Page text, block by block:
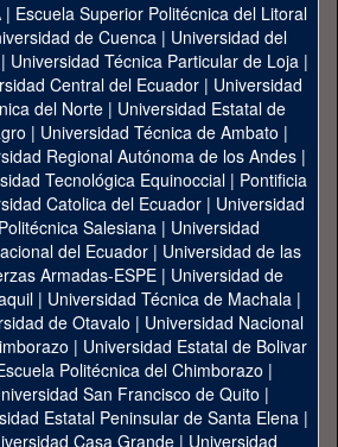
| Escuela Superior Politécnica del Litoral
de Cuenca| Universidad del
Universidad Técnica Particular de Loja|
Central del Ecuador| Universidad
del Norte | Universidad Estatal de
| Universidad Técnica de Ambato |
Regional Autónoma de los Andes|
Tecnológica Equinoccial| Pontificia
Catolica del Ecuador | Universidad
Politécnica Salesiana | Universidad
del Ecuador | Universidad de las
Armadas-ESPE | Universidad de
| Universidad Técnica de Machala|
de Otavalo | Universidad Nacional
| Universidad Estatal de Bolivar
Politécnica del Chimborazo |
San Francisco de Quito |
Estatal Peninsular de Santa Elena|
Casa Grande | Universidad